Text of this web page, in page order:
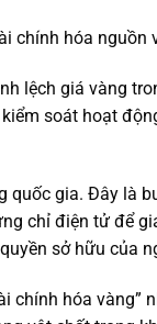
chính hóa nguồn
lệch giá vàng
soát hoạt
quốc gia. Đây là
chỉ điện tử để
sở hữu của
chính hóa vàng”